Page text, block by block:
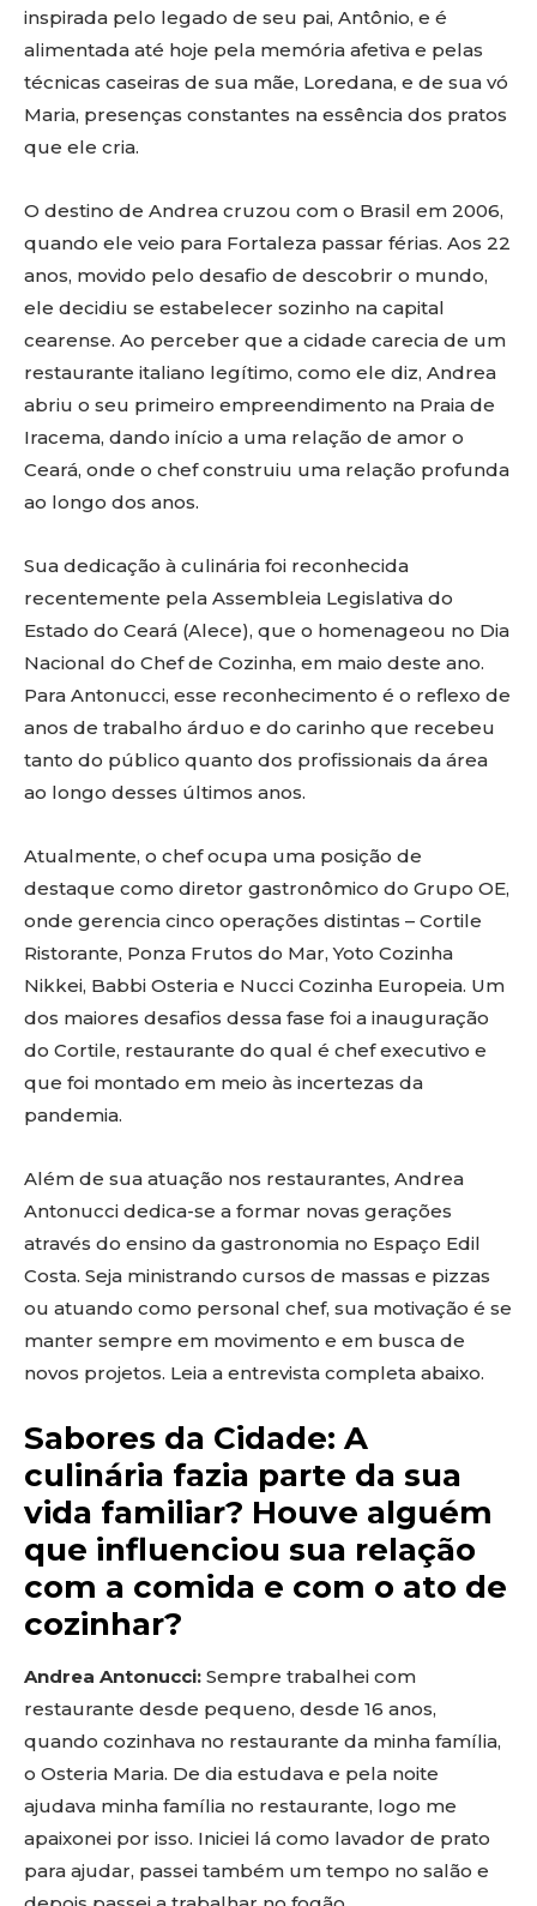
inspirada pelo legado de seu pai, Antônio, e é
alimentada até hoje pela memória afetiva e pelas
técnicas caseiras de sua mãe, Loredana, e de sua vó
Maria, presenças constantes na essência dos pratos
que ele cria.
O destino de Andrea cruzou com o Brasil em 2006,
quando ele veio para Fortaleza passar férias. Aos 22
anos, movido pelo desafio de descobrir o mundo,
ele decidiu se estabelecer sozinho na capital
cearense. Ao perceber que a cidade carecia de um
restaurante italiano legítimo, como ele diz, Andrea
abriu o seu primeiro empreendimento na Praia de
Iracema, dando início a uma relação de amor o
Ceará, onde o chef construiu uma relação profunda
ao longo dos anos.
Sua dedicação à culinária foi reconhecida
recentemente pela Assembleia Legislativa do
Estado do Ceará (Alece), que o homenageou no Dia
Nacional do Chef de Cozinha, em maio deste ano.
Para Antonucci, esse reconhecimento é o reflexo de
anos de trabalho árduo e do carinho que recebeu
tanto do público quanto dos profissionais da área
ao longo desses últimos anos.
Atualmente, o chef ocupa uma posição de
destaque como diretor gastronômico do Grupo OE,
onde gerencia cinco operações distintas – Cortile
Ristorante, Ponza Frutos do Mar, Yoto Cozinha
Nikkei, Babbi Osteria e Nucci Cozinha Europeia. Um
dos maiores desafios dessa fase foi a inauguração
do Cortile, restaurante do qual é chef executivo e
que foi montado em meio às incertezas da
pandemia.
Além de sua atuação nos restaurantes, Andrea
Antonucci dedica-se a formar novas gerações
através do ensino da gastronomia no Espaço Edil
Costa. Seja ministrando cursos de massas e pizzas
ou atuando como personal chef, sua motivação é se
manter sempre em movimento e em busca de
novos projetos. Leia a entrevista completa abaixo.
Sabores da Cidade: A
culinária fazia parte da sua
vida familiar? Houve alguém
que influenciou sua relação
com a comida e com o ato de
cozinhar?
Andrea Antonucci: Sempre trabalhei com
restaurante desde pequeno, desde 16 anos,
quando cozinhava no restaurante da minha família,
o Osteria Maria. De dia estudava e pela noite
ajudava minha família no restaurante, logo me
apaixonei por isso. Iniciei lá como lavador de prato
para ajudar, passei também um tempo no salão e